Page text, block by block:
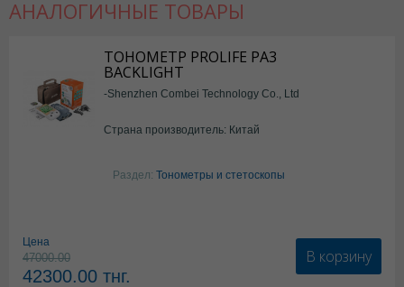
АНАЛОГИЧНЫЕ ТОВАРЫ
ТОНОМЕТР PROLIFE PA3
BACKLIGHT
-Shenzhen Combei Technology Co., Ltd
Страна производитель: Китай
Раздел: Тонометры и стетоскопы
Цена
47000.00
42300.00 тнг.
В корзину